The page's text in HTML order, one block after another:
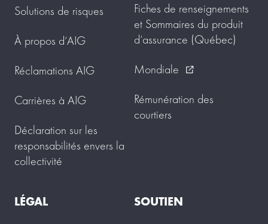
Solutions de risques
À propos d’AIG
Réclamations AIG
Carrières à AIG
Déclaration sur les
responsabilités envers la
collectivité
Fiches de renseignements
et Sommaires du produit
d’assurance (Québec)
Mondiale
external_link
Rémunération des
courtiers
LÉGAL
SOUTIEN